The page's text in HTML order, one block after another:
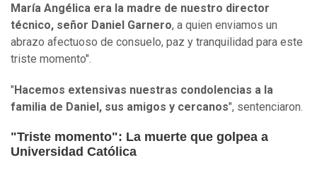
María Angélica era la madre de nuestro director
técnico, señor Daniel Garnero, a quien enviamos un
abrazo afectuoso de consuelo, paz y tranquilidad para este
triste momento".
"Hacemos extensivas nuestras condolencias a la
familia de Daniel, sus amigos y cercanos", sentenciaron.
"Triste momento": La muerte que golpea a
Universidad Católica